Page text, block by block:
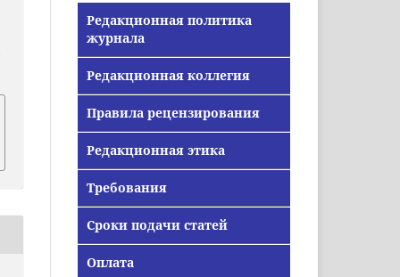
Редакционная политика
журнала
Редакционная коллегия
Правила рецензирования
Редакционная этика
Требования
Сроки подачи статей
Оплата